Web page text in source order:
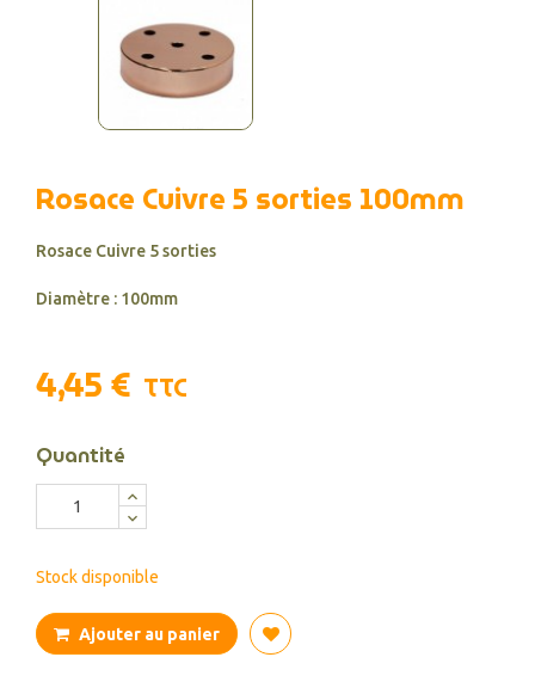
Rosace Cuivre 5 sorties 100mm
Rosace Cuivre 5 sorties
Diamètre : 100mm
4,45 € TTC
Quantité
Stock disponible
Ajouter au panier